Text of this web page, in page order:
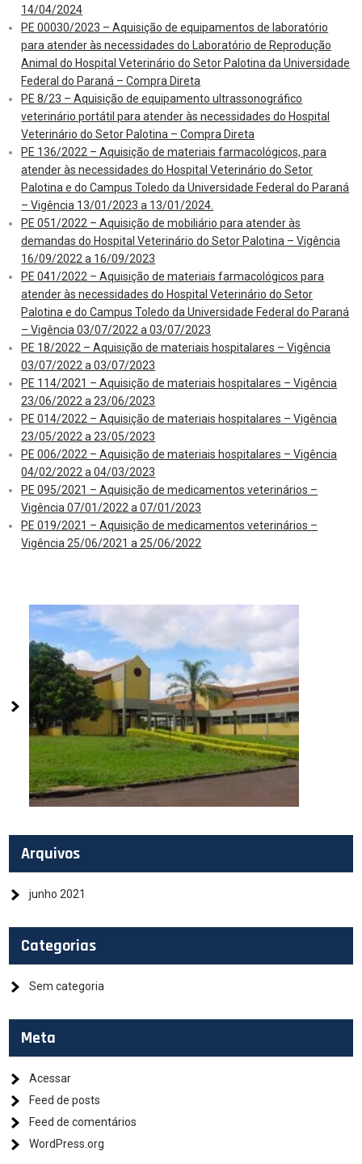
14/04/2024
PE 00030/2023 – Aquisição de equipamentos de laboratório
para atender às necessidades do Laboratório de Reprodução
Animal do Hospital Veterinário do Setor Palotina da Universidade
Federal do Paraná – Compra Direta
PE 8/23 – Aquisição de equipamento ultrassonográfico
veterinário portátil para atender às necessidades do Hospital
Veterinário do Setor Palotina – Compra Direta
PE 136/2022 – Aquisição de materiais farmacológicos, para
atender às necessidades do Hospital Veterinário do Setor
Palotina e do Campus Toledo da Universidade Federal do Paraná
– Vigência 13/01/2023 a 13/01/2024.
PE 051/2022 – Aquisição de mobiliário para atender às
demandas do Hospital Veterinário do Setor Palotina – Vigência
16/09/2022 a 16/09/2023
PE 041/2022 – Aquisição de materiais farmacológicos para
atender às necessidades do Hospital Veterinário do Setor
Palotina e do Campus Toledo da Universidade Federal do Paraná
– Vigência 03/07/2022 a 03/07/2023
PE 18/2022 – Aquisição de materiais hospitalares – Vigência
03/07/2022 a 03/07/2023
PE 114/2021 – Aquisição de materiais hospitalares – Vigência
23/06/2022 a 23/06/2023
PE 014/2022 – Aquisição de materiais hospitalares – Vigência
23/05/2022 a 23/05/2023
PE 006/2022 – Aquisição de materiais hospitalares – Vigência
04/02/2022 a 04/03/2023
PE 095/2021 – Aquisição de medicamentos veterinários –
Vigência 07/01/2022 a 07/01/2023
PE 019/2021 – Aquisição de medicamentos veterinários –
Vigência 25/06/2021 a 25/06/2022
Arquivos
junho 2021
Categorias
Sem categoria
Meta
Acessar
Feed de posts
Feed de comentários
WordPress.org